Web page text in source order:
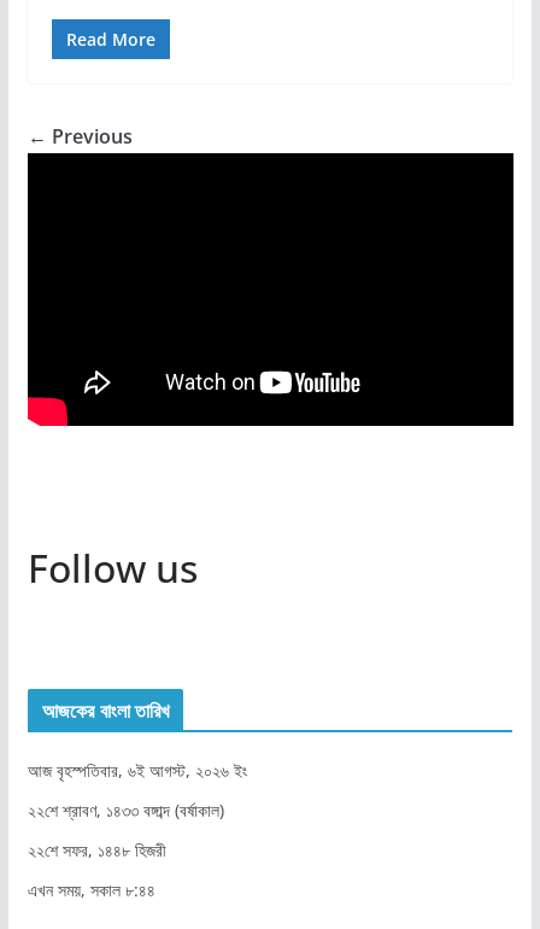
Read More
← Previous
Follow us
আজকের বাংলা তারিখ
আজ বৃহস্পতিবার, ৬ই আগস্ট, ২০২৬ ইং
২২শে শ্রাবণ, ১৪৩৩ বঙ্গাব্দ (বর্ষাকাল)
২২শে সফর, ১৪৪৮ হিজরী
এখন সময়, সকাল ৮:৪৪